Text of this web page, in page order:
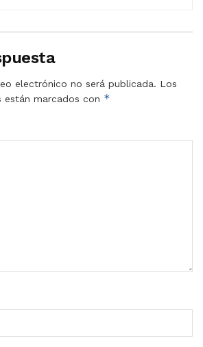
electrónico no será publicada. Los
marcados con *